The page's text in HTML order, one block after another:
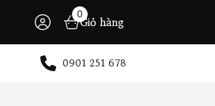
0
Giỏ hàng
0901 251 678